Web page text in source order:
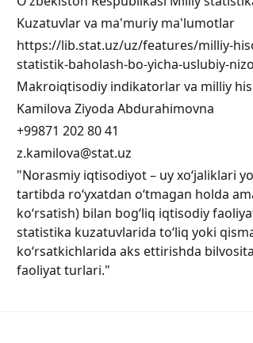
Kuzatuvlar va ma'muriy ma'lumotlar
https://lib.stat.uz/uz/features/milliy-
statistik-baholash-bo-yicha-uslubiy-
Makroiqtisodiy indikatorlar va milliy
Kamilova Ziyoda Abdurahimovna
+99871 202 80 41
z.kamilova@stat.uz
"Norasmiy iqtisodiyot – uy xo‘jaliklari
tartibda ro‘yxatdan o‘tmagan holda
ko‘rsatish) bilan bog‘liq iqtisodiy
statistika kuzatuvlarida to‘liq yoki
ko‘rsatkichlarida aks ettirishda
faoliyat turlari."